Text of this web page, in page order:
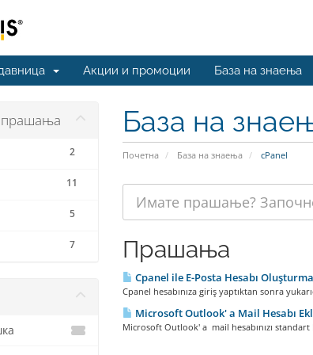
Акции и промоции База на знаења
База на
Почетна База на знаења cPanel
прашања
2
11
5
7 Прашања
Cpanel ile E-Posta Hesabı Oluşturma
Cpanel hesabınıza giriş yaptıktan sonra
Microsoft Outlook' a Mail Hesabı
Microsoft Outlook' a mail hesabınızı